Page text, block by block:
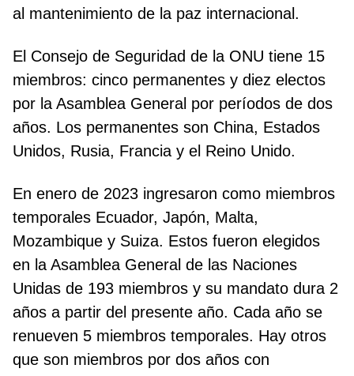
al mantenimiento de la paz internacional.
El Consejo de Seguridad de la ONU tiene 15
miembros: cinco permanentes y diez electos
por la Asamblea General por períodos de dos
años. Los permanentes son China, Estados
Unidos, Rusia, Francia y el Reino Unido.
En enero de 2023 ingresaron como miembros
temporales Ecuador, Japón, Malta,
Mozambique y Suiza. Estos fueron elegidos
en la Asamblea General de las Naciones
Unidas de 193 miembros y su mandato dura 2
años a partir del presente año. Cada año se
renueven 5 miembros temporales. Hay otros
que son miembros por dos años con